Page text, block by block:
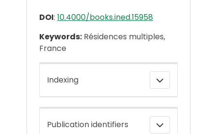
DOI: 10.4000/books.ined.15958
Keywords: Résidences multiples,
France
Indexing
Publication identifiers